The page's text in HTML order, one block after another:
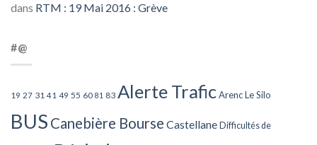
dans RTM : 19 Mai 2016 : Grève
#@
19 27 31 41 49 55 60 81 83 Alerte TraficArenc Le Silo
BUS Canebière Bourse Castellane Difficultés de